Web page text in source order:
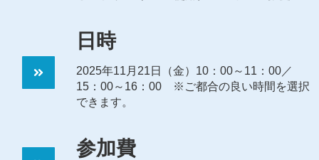
日時
2025年11月21 日（金）10：00～11：00／
15：00～16：00 ※ご都合の良い時間を選択
できます。
参加費